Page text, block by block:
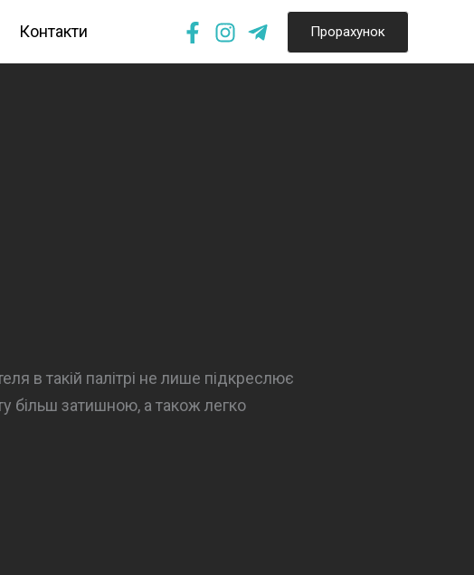
Контакти Прорахунок
в такій палітрі не лише підкреслює
більш затишною, а також легко